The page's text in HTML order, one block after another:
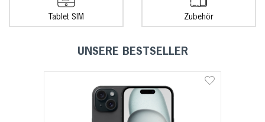
Tablet SIM Zubehör
UNSERE BESTSELLER